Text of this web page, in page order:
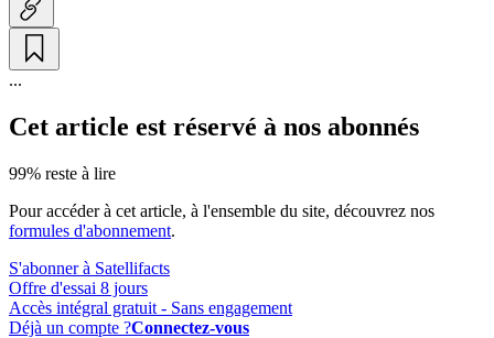
...
Cet article est réservé à nos abonnés
99% reste à lire
Pour accéder à cet article, à l'ensemble du site, découvrez nos
formules d'abonnement.
S'abonner à Satellifacts
Offre d'essai 8 jours
Accès intégral gratuit - Sans engagement
Déjà un compte ?Connectez-vous